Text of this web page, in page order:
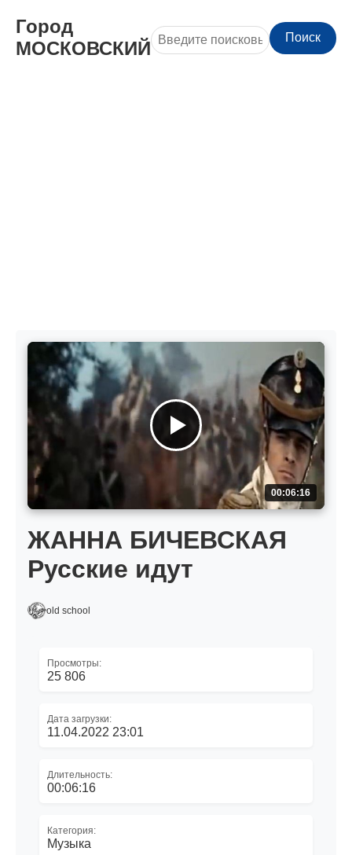
Город
МОСКОВСКИЙ
Поиск
00:06:16
ЖАННА БИЧЕВСКАЯ
Русские идут
old school
Просмотры:
25 806
Дата загрузки:
11.04.2022 23:01
Длительность:
00:06:16
Категория:
Музыка